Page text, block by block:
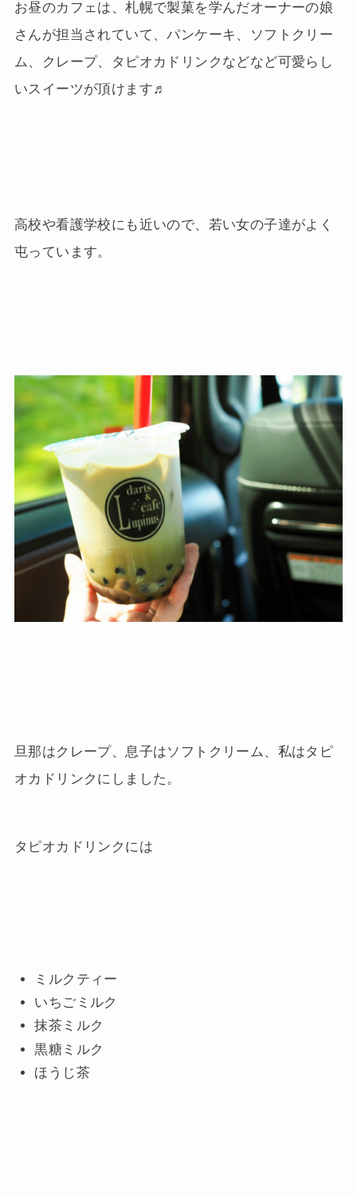
お昼のカフェは、札幌で製菓を学んだオーナーの娘
さんが担当されていて、パンケーキ、ソフトクリー
ム、クレープ、タピオカドリンクなどなど可愛らし
いスイーツが頂けます♬
高校や看護学校にも近いので、若い女の子達がよく
屯っています。
旦那はクレープ、息子はソフトクリーム、私はタピ
オカドリンクにしました。
タピオカドリンクには
ミルクティー
いちごミルク
抹茶ミルク
黒糖ミルク
ほうじ茶